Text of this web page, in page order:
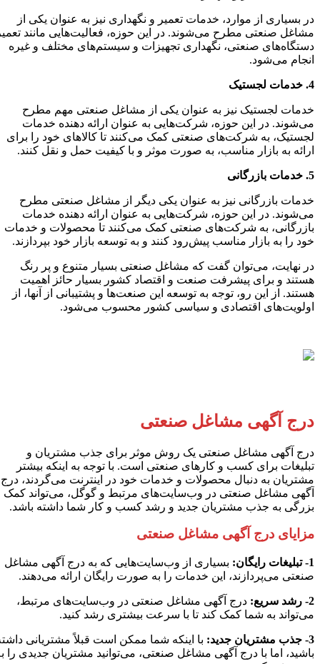
کافه استور
در بسیاری از موارد، خدمات تعمیر و نگهداری نیز به عنوان یکی از
مشاغل صنعتی مطرح می‌شوند. در این حوزه، فعالیت‌هایی مانند تعمیر
دستگاه‌های صنعتی، نگهداری تجهیزات و سیستم‌های مختلف و غیره
انجام می‌شود.
خدمات لجستیک نیز به عنوان یکی از مشاغل صنعتی مهم مطرح
می‌شوند. در این حوزه، شرکت‌هایی به عنوان ارائه دهنده خدمات
لجستیک، به شرکت‌های صنعتی کمک می‌کنند تا کالاهای خود را برای
ارائه به بازار مناسب، به صورت موثر و با کیفیت حمل و نقل کنند.
خدمات بازرگانی نیز به عنوان یکی دیگر از مشاغل صنعتی مطرح
می‌شوند. در این حوزه، شرکت‌هایی به عنوان ارائه دهنده خدمات
بازرگانی، به شرکت‌های صنعتی کمک می‌کنند تا محصولات و خدمات
خود را به بازار مناسب پیش‌رود کنند و به توسعه بازار خود بپردازند.
در نهایت، می‌توان گفت که مشاغل صنعتی بسیار متنوع و پر رنگ
هستند و برای پیشرفت صنعت و اقتصاد کشور بسیار حائز اهمیت
هستند. از این رو، توجه به توسعه این صنعت‌ها و پشتیبانی از آنها، از
اولویت‌های اقتصادی و سیاسی کشور محسوب می‌شود.
درج آگهی مشاغل صنعتی
درج آگهی مشاغل صنعتی یک روش موثر برای جذب مشتریان و
تبلیغات برای کسب و کارهای صنعتی است. با توجه به اینکه بیشتر
مشتریان به دنبال محصولات و خدمات خود در اینترنت می‌گردند، درج
آگهی مشاغل صنعتی در وب‌سایت‌های مرتبط و گوگل، می‌تواند کمک
بزرگی به جذب مشتریان جدید و رشد کسب و کار شما داشته باشد.
مزایای درج آگهی مشاغل صنعتی
بسیاری از وب‌سایت‌هایی که به درج آگهی مشاغل
صنعتی می‌پردازند، این خدمات را به صورت رایگان ارائه می‌دهند.
درج آگهی مشاغل صنعتی در وب‌سایت‌های مرتبط،
می‌تواند به شما کمک کند تا با سرعت بیشتری رشد کنید.
با اینکه شما ممکن است قبلاً مشتریانی داشته
باشید، اما با درج آگهی مشاغل صنعتی، می‌توانید مشتریان جدیدی را به